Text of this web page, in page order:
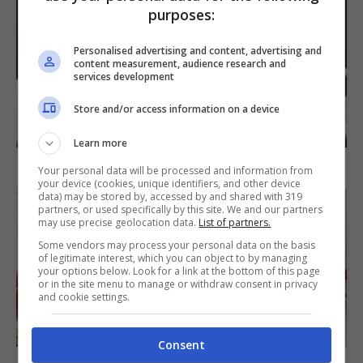
Torta di mele e cioccolato
purposes:
Personalised advertising and content, advertising and
content measurement, audience research and
services development
Store and/or access information on a device
Learn more
Your personal data will be processed and information from
your device (cookies, unique identifiers, and other device
data) may be stored by, accessed by and shared with 319
partners, or used specifically by this site. We and our partners
may use precise geolocation data. List of partners.
Some vendors may process your personal data on the basis
of legitimate interest, which you can object to by managing
your options below. Look for a link at the bottom of this page
or in the site menu to manage or withdraw consent in privacy
and cookie settings.
Consent